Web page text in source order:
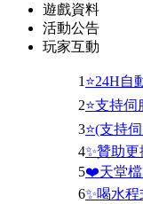
遊戲資料
活動公告
玩家互動
1 ⭐24H自
2⭐支持
3⭐(支持
4✨贊助
5❤️天堂
6✨喝水